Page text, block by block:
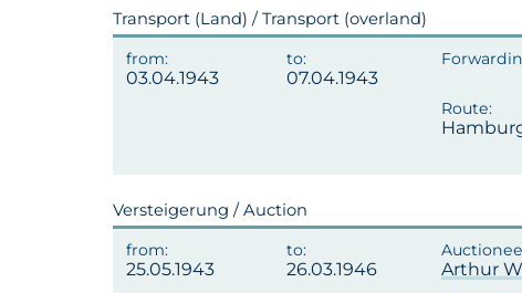
Transport (Land) / Transport (overland)
03.04.1943 07.04.1943
Versteigerung / Auction
25.05.1943 26.03.1946 Arthur